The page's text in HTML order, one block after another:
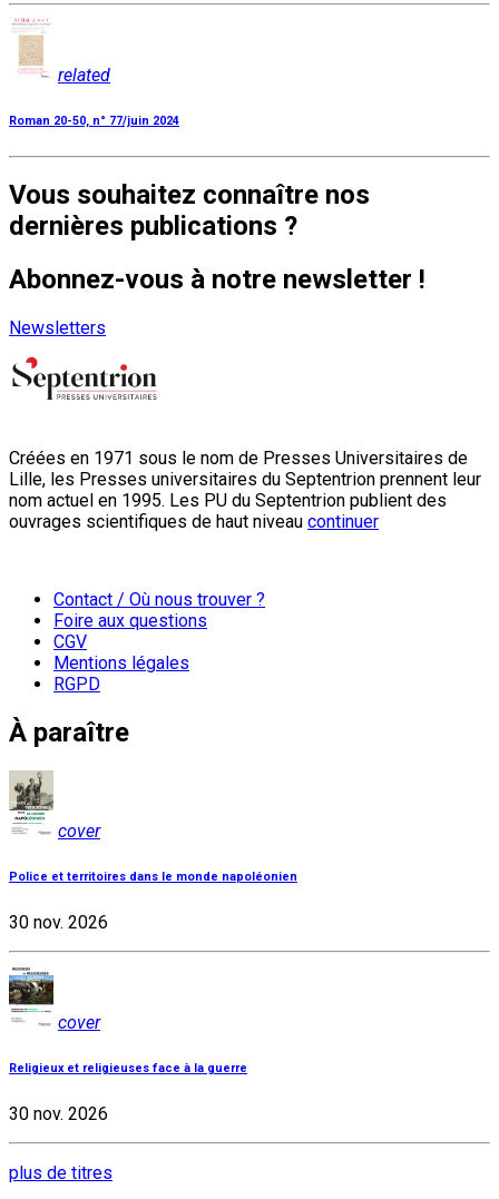
related
Roman 20-50, n° 77/juin 2024
Vous souhaitez connaître nos
dernières publications ?
Abonnez-vous à notre newsletter !
Newsletters
Créées en 1971 sous le nom de Presses Universitaires de
Lille, les Presses universitaires du Septentrion prennent leur
nom actuel en 1995. Les PU du Septentrion publient des
ouvrages scientifiques de haut niveau continuer
Contact / Où nous trouver ?
Foire aux questions
CGV
Mentions légales
RGPD
À paraître
cover
Police et territoires dans le monde napoléonien
30 nov. 2026
cover
Religieux et religieuses face à la guerre
30 nov. 2026
plus de titres